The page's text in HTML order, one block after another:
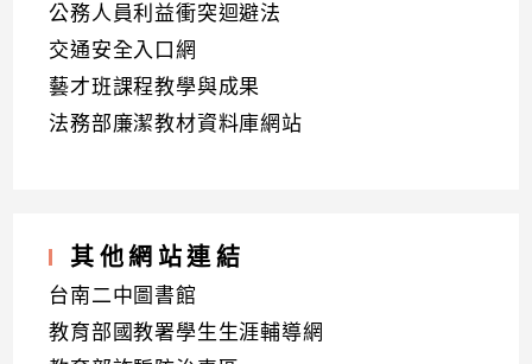
公務人員利益衝突迴避法
交通安全入口網
藝才班課程教學與成果
法務部廉潔教材資料庫網站
其他網站連結
台南二中圖書館
教育部國教署學生生涯輔導網